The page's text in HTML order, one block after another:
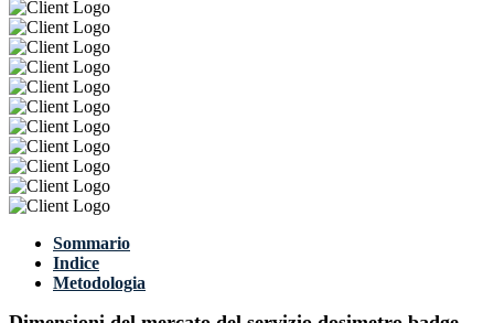
Sommario
Indice
Metodologia